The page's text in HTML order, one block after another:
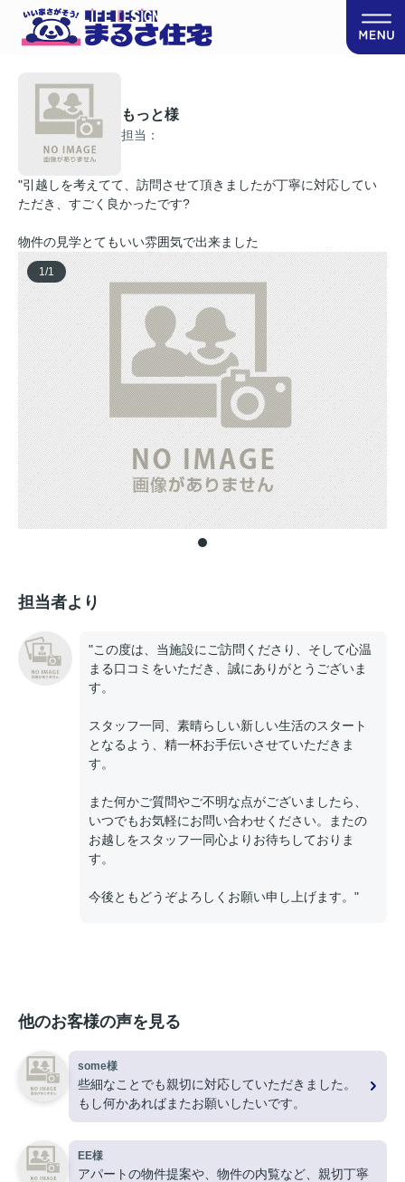
もっと様
担当：
"引越しを考えてて、訪問させて頂きましたが丁寧に対応してい
ただき、すごく良かったです?
物件の見学とてもいい雰囲気で出来ました
1/1
担当者より
"この度は、当施設にご訪問くださり、そして心温
まる口コミをいただき、誠にありがとうございま
す。
スタッフ一同、素晴らしい新しい生活のスタート
となるよう、精一杯お手伝いさせていただきま
す。
また何かご質問やご不明な点がございましたら、
いつでもお気軽にお問い合わせください。またの
お越しをスタッフ一同心よりお待ちしておりま
す。
今後ともどうぞよろしくお願い申し上げます。"
他のお客様の声を見る
some様
些細なことでも親切に対応していただきました。
もし何かあればまたお願いしたいです。
EE様
アパートの物件提案や、物件の内覧など、親切丁寧